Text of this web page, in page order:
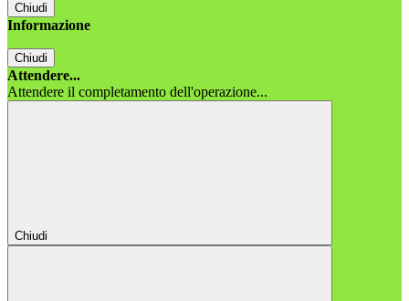
Chiudi
Informazione
Chiudi
Attendere...
Attendere il completamento dell'operazione...
Chiudi